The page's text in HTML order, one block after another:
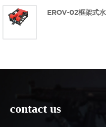
EROV-02框架式
contact us